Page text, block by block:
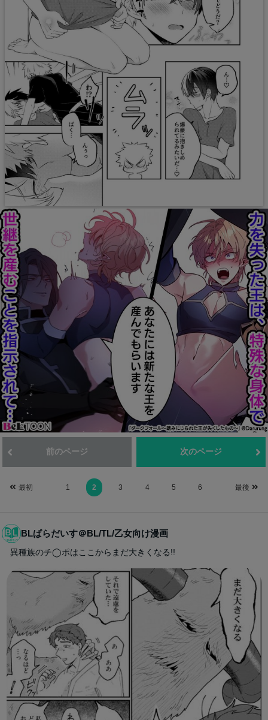
前のページ 次のページ
最初 1 2 3 4 5 6 最後
BLぱらだいす＠BL/TL/乙女向け漫画
異種族のチ◯ポはここからまだ大きくなる!!